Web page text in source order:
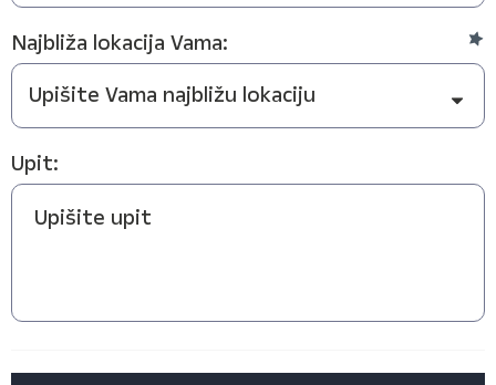
Najbliža lokacija Vama:
Upit: